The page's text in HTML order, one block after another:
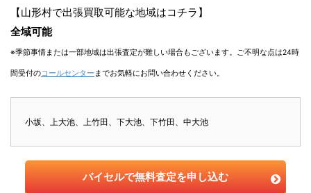
【山形村で出張買取可能な地域はコチラ】
全域可能
※季節事情または一部地域は出張査定が難しい場合もございます。ご不明な点は24時
間受付のコールセンター までお気軽にお問い合わせください。
小坂、上大池、上竹田、下大池、下竹田、中大池
バイセルで無料査定を申し込む